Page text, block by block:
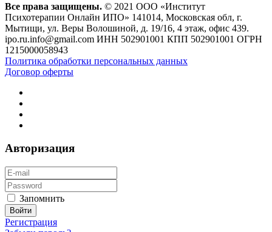
Все права защищены. © 2021 ООО «Институт
Психотерапии Онлайн ИПО» 141014, Московская обл, г.
Мытищи, ул. Веры Волошиной, д. 19/16, 4 этаж, офис 439.
ipo.ru.info@gmail.com ИНН 502901001 КПП 502901001 ОГРН
1215000058943
Политика обработки персональных данных
Договор оферты
Авторизация
Запомнить
Регистрация